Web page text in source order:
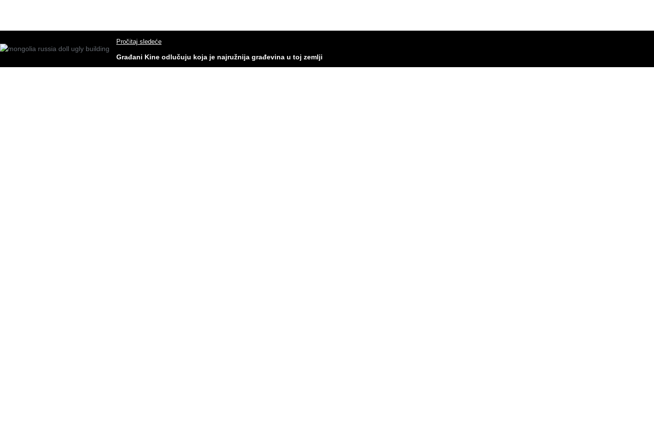
Pročitaj sledeće
Građani Kine odlučuju koja je najružnija građevina u toj zemlji